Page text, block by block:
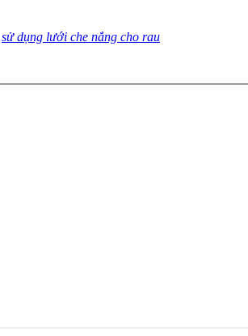
sử dụng lưới che nắng cho rau